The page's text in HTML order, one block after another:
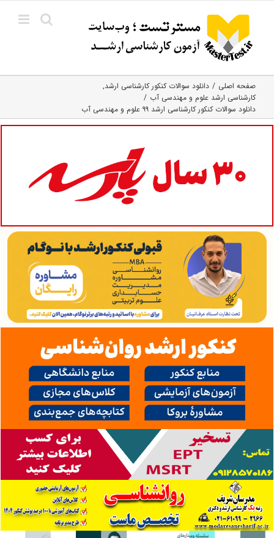
content
صفحه اصلی
دانلود سوالات کنکور کارشناسی ارشد
کارشناسی ارشد علوم و مهندسی آب
دانلود سوالات کنکور کارشناسی ارشد ۹۹ علوم و مهندسی آب